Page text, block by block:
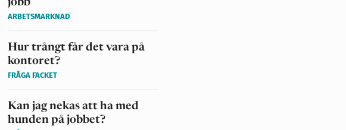
jobb
ARBETSMARKNAD
Hur trångt får det vara på
kontoret?
FRÅGA FACKET
Kan jag nekas att ha med
hunden på jobbet?